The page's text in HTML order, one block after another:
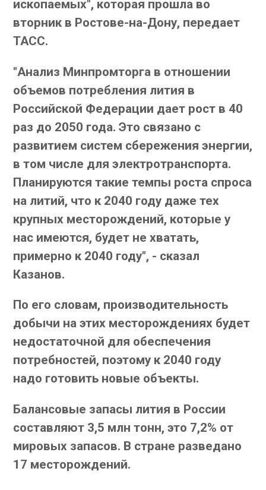
ископаемых", которая прошла во
вторник в Ростове-на-Дону, передает
ТАСС.
"Анализ Минпромторга в отношении
объемов потребления лития в
Российской Федерации дает рост в 40
раз до 2050 года. Это связано с
развитием систем сбережения энергии,
в том числе для электротранспорта.
Планируются такие темпы роста спроса
на литий, что к 2040 году даже тех
крупных месторождений, которые у
нас имеются, будет не хватать,
примерно к 2040 году", - сказал
Казанов.
По его словам, производительность
добычи на этих месторождениях будет
недостаточной для обеспечения
потребностей, поэтому к 2040 году
надо готовить новые объекты.
Балансовые запасы лития в России
составляют 3,5 млн тонн, это 7,2% от
мировых запасов. В стране разведано
17 месторождений.